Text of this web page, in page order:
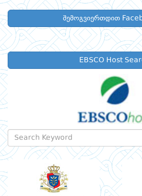
შემოგვიერთდით
EBSCO Host